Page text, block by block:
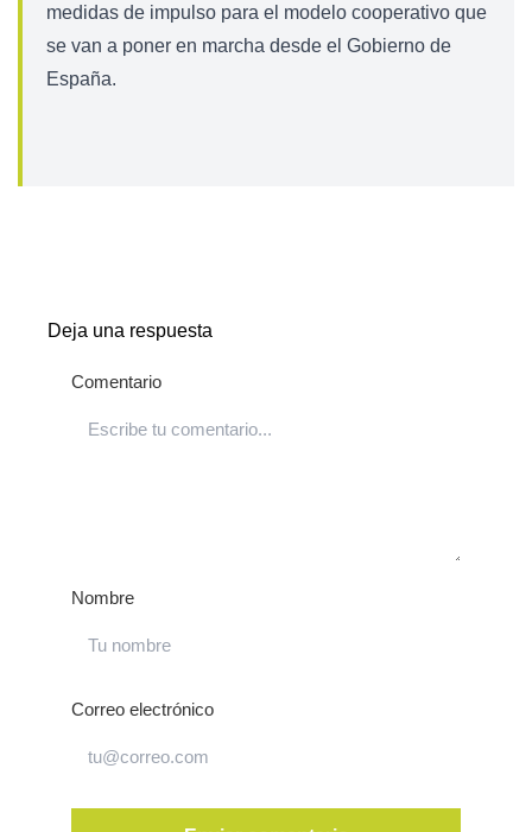
medidas de impulso para el modelo cooperativo que
se van a poner en marcha desde el Gobierno de
España.
Deja una respuesta
Comentario
Nombre
Correo electrónico